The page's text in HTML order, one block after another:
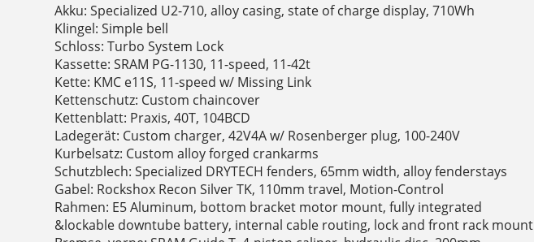
Akku: Specialized U2-710, alloy casing, state of charge display, 710Wh
Klingel: Simple bell
Schloss: Turbo System Lock
Kassette: SRAM PG-1130, 11-speed, 11-42t
Kette: KMC e11S, 11-speed w/ Missing Link
Kettenschutz: Custom chaincover
Kettenblatt: Praxis, 40T, 104BCD
Ladegerät: Custom charger, 42V4A w/ Rosenberger plug, 100-240V
Kurbelsatz: Custom alloy forged crankarms
Schutzblech: Specialized DRYTECH fenders, 65mm width, alloy fenderstays
Gabel: Rockshox Recon Silver TK, 110mm travel, Motion-Control
Rahmen: E5 Aluminum, bottom bracket motor mount, fully integrated
&lockable downtube battery, internal cable routing, lock and front rack mount